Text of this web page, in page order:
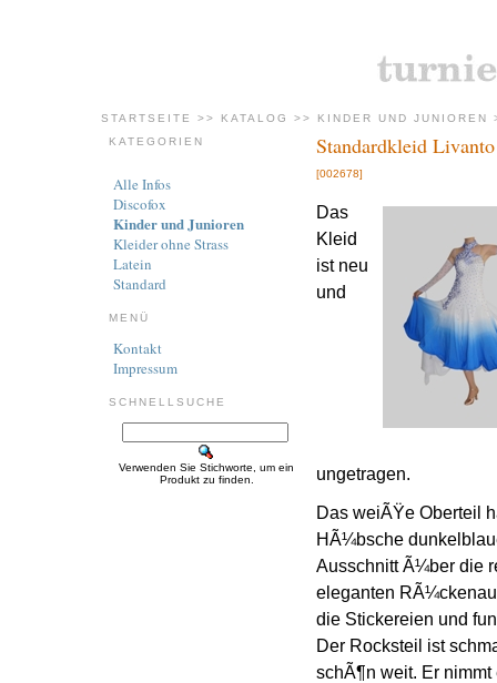
STARTSEITE >> KATALOG >> KINDER UND JUNIOREN
KATEGORIEN
Alle Infos
Discofox
Kinder und Junioren
Kleider ohne Strass
Latein
Standard
MENÜ
Kontakt
Impressum
SCHNELLSUCHE
Verwenden Sie Stichworte, um ein
Produkt zu finden.
Standardkleid
[002678]
Das
Kleid
ist neu
und
ungetragen.
Das weiÃŸe Oberteil
HÃ¼bsche
Ausschnitt Ã¼ber die
eleganten
die Stickereien und
Der Rocksteil ist
schÃ¶n weit. Er